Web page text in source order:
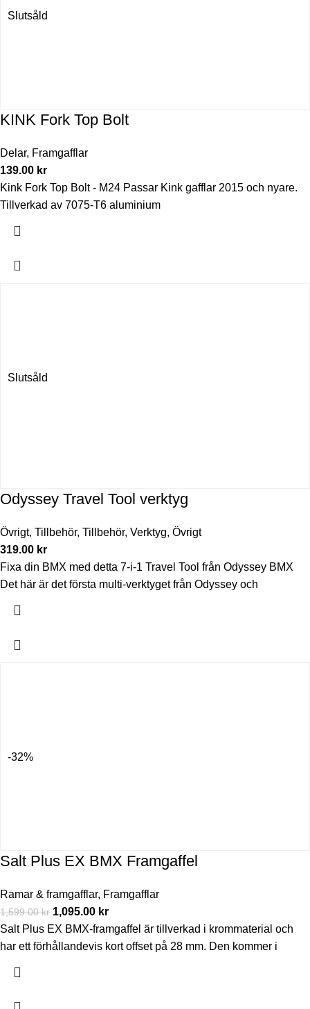
Slutsåld
KINK Fork Top Bolt
Delar, Framgafflar
139.00 kr
Kink Fork Top Bolt - M24 Passar Kink gafflar 2015 och nyare.
Tillverkad av 7075-T6 aluminium
Slutsåld
Odyssey Travel Tool verktyg
Övrigt, Tillbehör, Tillbehör, Verktyg, Övrigt
319.00 kr
Fixa din BMX med detta 7-i-1 Travel Tool från Odyssey BMX
Det här är det första multi-verktyget från Odyssey och
-32%
Salt Plus EX BMX Framgaffel
Ramar & framgafflar, Framgafflar
1,599.00kr 1,095.00 kr
Salt Plus EX BMX-framgaffel är tillverkad i krommaterial och
har ett förhållandevis kort offset på 28 mm. Den kommer i